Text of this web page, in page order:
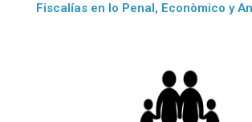
Fiscalías en lo Penal, Econòmico y